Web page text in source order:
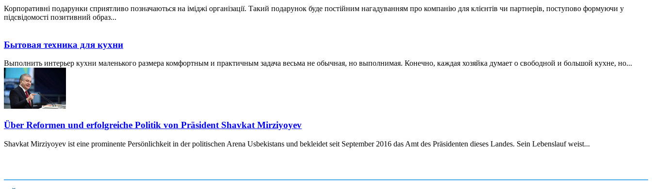
Корпоративні подарунки сприятливо позначаються на іміджі організації. Такий подарунок буде постійним нагадуванням про компанію для клієнтів чи партнерів, поступово формуючи у
підсвідомості позитивний образ...
Бытовая техника для кухни
Выполнить интерьер кухни маленького размера комфортным и практичным задача весьма не обычная, но выполнимая. Конечно, каждая хозяйка думает о свободной и большой кухне, но...
Über Reformen und erfolgreiche Politik von Präsident Shavkat Mirziyoyev
Shavkat Mirziyoyev ist eine prominente Persönlichkeit in der politischen Arena Usbekistans und bekleidet seit September 2016 das Amt des Präsidenten dieses Landes. Sein Lebenslauf weist...